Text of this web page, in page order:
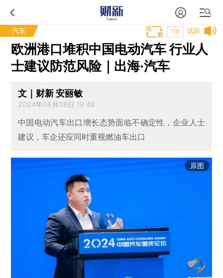
汽车 试听
T中
欧洲港口堆积中国电动汽车 行业人
士建议防范风险｜出海·汽车
文｜财新 安丽敏
2024年06月08日 19:48
中国电动汽车出口增长态势面临不确定性，企业人士
建议，车企还应同时重视燃油车出口
原图